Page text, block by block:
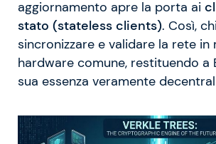
aggiornamento apre la porta ai
stato (stateless clients). Così,
sincronizzare e validare la rete in
hardware comune, restituendo a
sua essenza veramente